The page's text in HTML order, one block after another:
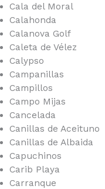
Cala del Moral
Calahonda
Calanova Golf
Caleta de Vélez
Calypso
Campanillas
Campillos
Campo Mijas
Cancelada
Canillas de Aceituno
Canillas de Albaida
Capuchinos
Carib Playa
Carranque